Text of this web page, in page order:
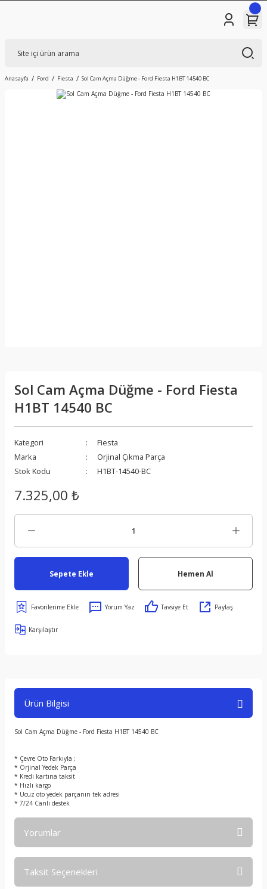
Anasayfa Ford Fiesta Sol Cam Açma Düğme - Ford Fiesta H1BT 14540 BC
Sol Cam Açma Düğme - Ford Fiesta
H1BT 14540 BC
Kategori
Fiesta
Marka
Orjinal Çıkma Parça
Stok Kodu
H1BT-14540-BC
7.325,00 ₺
Sepete Ekle Hemen Al
Yorum Yaz Tavsiye Et Paylaş
Karşılaştır
Ürün Bilgisi
Sol Cam Açma Düğme - Ford Fiesta H1BT 14540 BC
* Çevre Oto Farkıyla ;
* Orjinal Yedek Parça
* Kredi kartına taksit
* Hızlı kargo
* Ucuz oto yedek parçanın tek adresi
* 7/24 Canlı destek
Yorumlar
Taksit Seçenekleri